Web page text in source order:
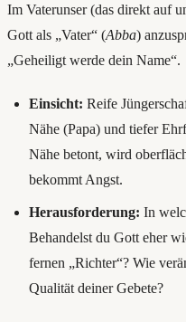
Im Vaterunser (das direkt auf
Gott als „Vater“ (Abba)
„Geheiligt werde dein Name“.
Einsicht: Reife
Nähe (Papa) und tiefer
Nähe betont, wird
bekommt Angst.
Herausforderung: In
Behandelst du Gott eher
fernen „Richter“? Wie
Qualität deiner Gebete?